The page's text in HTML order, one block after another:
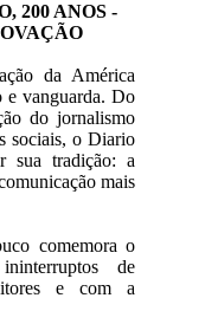
200 ANOS -
da América
e vanguarda. Do
do jornalismo
sociais, o Diario
sua tradição: a
mais
comemora o
de
e com a